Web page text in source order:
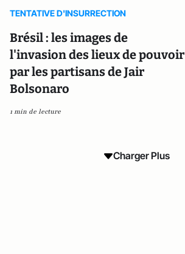
TENTATIVE D'INSURRECTION
Brésil : les images de
l'invasion des lieux de pouvoir
par les partisans de Jair
Bolsonaro
1 min de lecture
Charger Plus